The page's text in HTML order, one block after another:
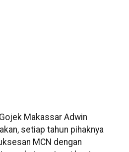
Makassar Adwin
setiap tahun pihaknya
MCN dengan